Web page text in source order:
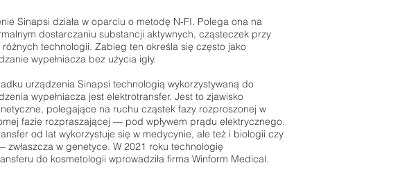
Sinapsi działa w oparciu o metodę N-FI. Polega ona na
dostarczaniu substancji aktywnych, cząsteczek przy
technologii. Zabieg ten określa się często jako
wypełniacza bez użycia igły.
urządzenia Sinapsi technologią wykorzystywaną do
wypełniacza jest elektrotransfer. Jest to zjawisko
polegające na ruchu cząstek fazy rozproszonej w
fazie rozpraszającej — pod wpływem prądu elektrycznego.
od lat wykorzystuje się w medycynie, ale też i biologii czy
zwłaszcza w genetyce. W 2021 roku technologię
do kosmetologii wprowadziła firma Winform Medical.